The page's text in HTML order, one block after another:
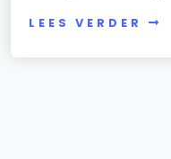
LEES VERDER